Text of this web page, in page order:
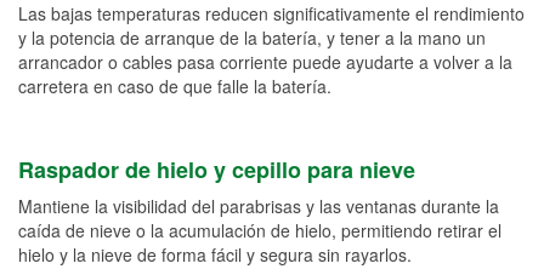
Las bajas temperaturas reducen significativamente el rendimiento
y la potencia de arranque de la batería, y tener a la mano un
arrancador o cables pasa corriente puede ayudarte a volver a la
carretera en caso de que falle la batería.
Raspador de hielo y cepillo para nieve
Mantiene la visibilidad del parabrisas y las ventanas durante la
caída de nieve o la acumulación de hielo, permitiendo retirar el
hielo y la nieve de forma fácil y segura sin rayarlos.